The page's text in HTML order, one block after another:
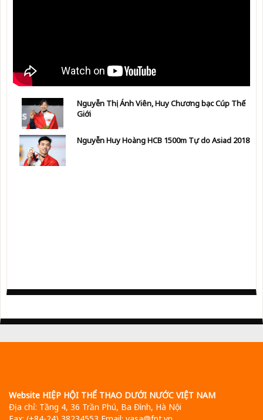
Nguyễn Thị Ánh Viên, Huy Chương bạc Cúp Thế
Giới
Nguyễn Huy Hoàng HCB 1500m Tự do Asiad 2018
Website HIỆP HỘI THỂ THAO DƯỚI NƯỚC VIỆT NAM
Địa chỉ: Tầng 4, 36 Trần Phú, Ba Đình, Hà Nội